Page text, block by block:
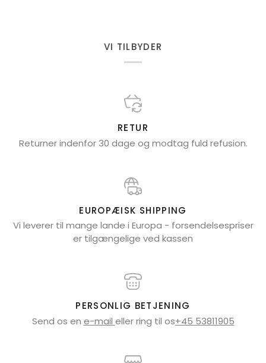
VI TILBYDER
RETUR
Returner indenfor 30 dage og modtag fuld refusion.
EUROPÆISK SHIPPING
Vi leverer til mange lande i Europa - forsendelsespriser
er tilgængelige ved kassen
PERSONLIG BETJENING
Send os en e-mail eller ring til os+45 53811905